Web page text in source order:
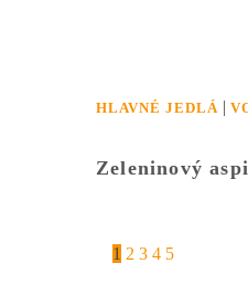
HLAVNÉ JEDLÁ |
Zeleninový
1 2 3 4 5